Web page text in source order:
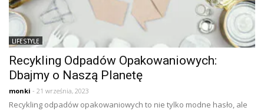
LIFESTYLE
Recykling Odpadów Opakowaniowych:
Dbajmy o Naszą Planetę
monki - 21 września, 2023
Recykling odpadów opakowaniowych to nie tylko modne hasło, ale